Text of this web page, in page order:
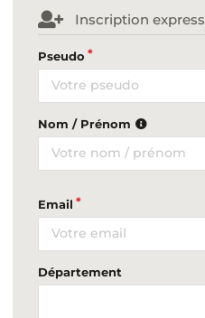
Inscription express
Pseudo
Nom / Prénom
Email
Département